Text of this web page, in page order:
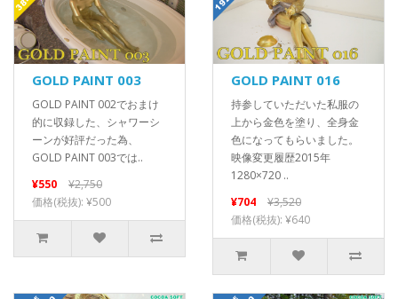
GOLD PAINT 003
GOLD PAINT 002でおまけ
的に収録した、シャワーシ
ーンが好評だった為、
GOLD PAINT 003では..
¥550
¥2,750
価格(税抜): ¥500
GOLD PAINT 016
持参していただいた私服の
上から金色を塗り、全身金
色になってもらいました。
映像変更履歴2015年
1280×720 ..
¥704
¥3,520
価格(税抜): ¥640